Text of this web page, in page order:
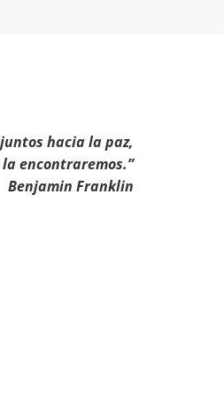
hacia la paz,
encontraremos.”
Benjamin Franklin